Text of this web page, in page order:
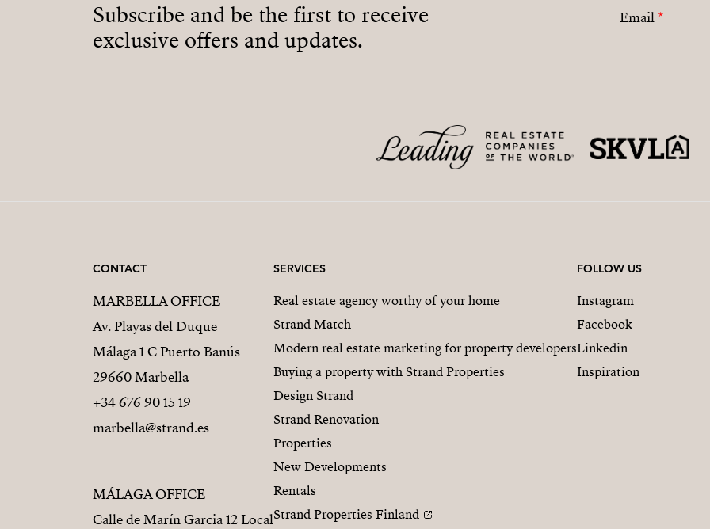
Subscribe and be the first to receive
exclusive offers and updates.
Email*
CONTACT
MARBELLA OFFICE
Av. Playas del Duque
Málaga 1 C Puerto Banús
29660 Marbella
+34 676 90 15 19
marbella@strand.es
MÁLAGA OFFICE
Calle de Marín Garcia 12 Local
SERVICES
Real estate agency worthy of your home
Strand Match
Modern real estate marketing for property developers
Buying a property with Strand Properties
Design Strand
Strand Renovation
Properties
New Developments
Rentals
Strand Properties Finland
FOLLOW US
Instagram
Facebook
Linkedin
Inspiration